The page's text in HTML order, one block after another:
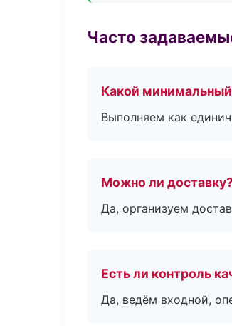
Часто
Какой
Выполняем как
Можно ли доставку?
Да, организуем
Есть ли контроль
Да, ведём входной,